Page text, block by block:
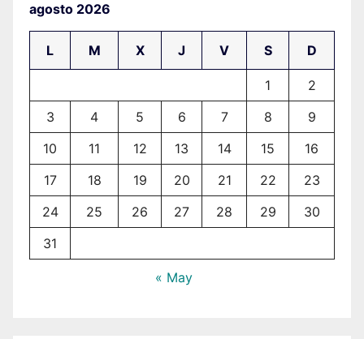
agosto 2026
L M X J V S D
1
2
3
4 5 6 7 8
9
10
11 12 13 14 15
16
17
18 19 20 21 22
23
24
25 26 27 28 29
30
31
« May